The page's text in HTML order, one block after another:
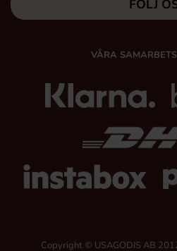
FÖLJ
VÅRA
Copyright © USAGODIS AB